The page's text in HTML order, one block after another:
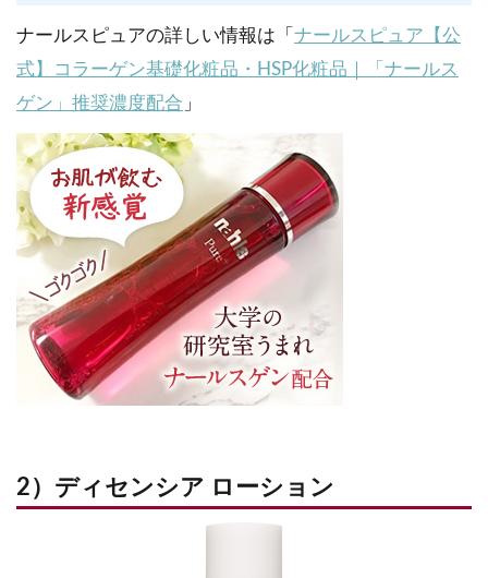
ナールスピュアの詳しい情報は「 ナールスピュア【公
式】コラーゲン基礎化粧品・HSP化粧品｜「ナールス
ゲン」推奨濃度配合 」
2）ディセンシア ローション